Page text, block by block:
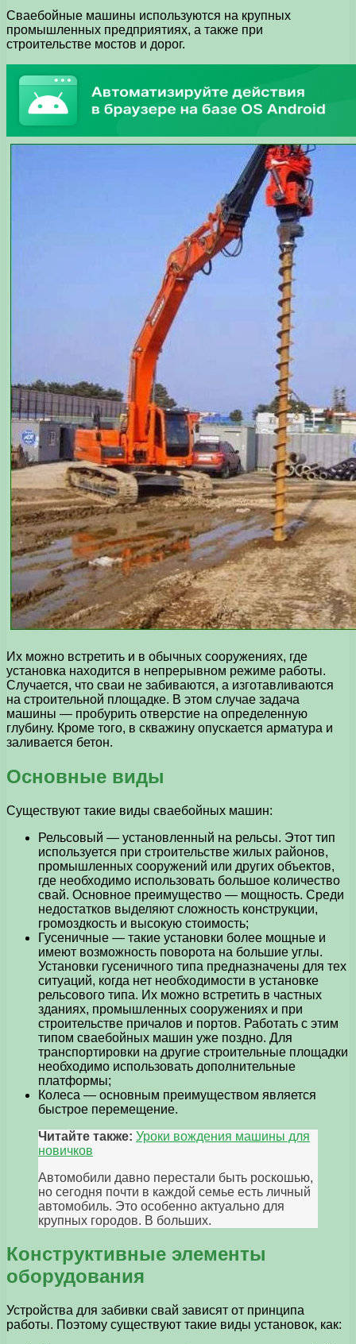
Сваебойные машины используются на крупных
промышленных предприятиях, а также при
строительстве мостов и дорог.
Их можно встретить и в обычных сооружениях, где
установка находится в непрерывном режиме работы.
Случается, что сваи не забиваются, а изготавливаются
на строительной площадке. В этом случае задача
машины — пробурить отверстие на определенную
глубину. Кроме того, в скважину опускается арматура и
заливается бетон.
Основные виды
Существуют такие виды сваебойных машин:
Рельсовый — установленный на рельсы. Этот тип
используется при строительстве жилых районов,
промышленных сооружений или других объектов,
где необходимо использовать большое количество
свай. Основное преимущество — мощность. Среди
недостатков выделяют сложность конструкции,
громоздкость и высокую стоимость;
Гусеничные — такие установки более мощные и
имеют возможность поворота на большие углы.
Установки гусеничного типа предназначены для тех
ситуаций, когда нет необходимости в установке
рельсового типа. Их можно встретить в частных
зданиях, промышленных сооружениях и при
строительстве причалов и портов. Работать с этим
типом сваебойных машин уже поздно. Для
транспортировки на другие строительные площадки
необходимо использовать дополнительные
платформы;
Колеса — основным преимуществом является
быстрое перемещение.
Читайте также: Уроки вождения машины для
новичков
Автомобили давно перестали быть роскошью,
но сегодня почти в каждой семье есть личный
автомобиль. Это особенно актуально для
крупных городов. В больших.
Конструктивные элементы
оборудования
Устройства для забивки свай зависят от принципа
работы. Поэтому существуют такие виды установок, как: